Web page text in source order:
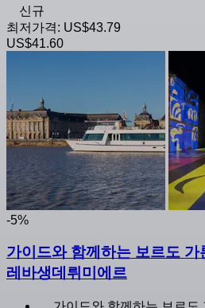
신규
최저가격: US$43.79
US$41.60
-5%
가이드와 함께하는 보르도
레바생데뤼미에르